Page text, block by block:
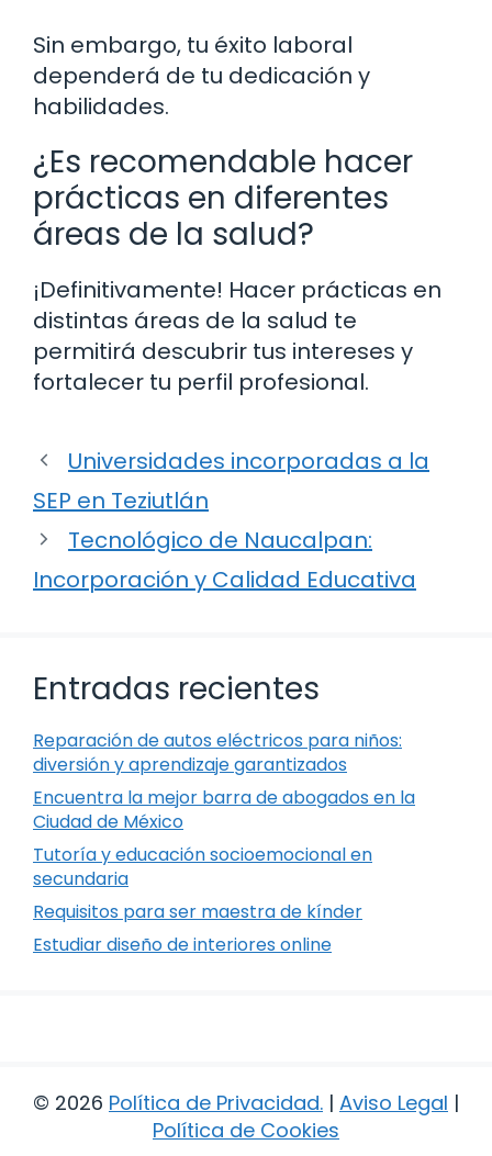
Sin embargo, tu éxito laboral
dependerá de tu dedicación y
habilidades.
¿Es recomendable hacer
prácticas en diferentes
áreas de la salud?
¡Definitivamente! Hacer prácticas en
distintas áreas de la salud te
permitirá descubrir tus intereses y
fortalecer tu perfil profesional.
Universidades incorporadas a la
SEP en Teziutlán
Tecnológico de Naucalpan:
Incorporación y Calidad Educativa
Entradas recientes
Reparación de autos eléctricos para niños:
diversión y aprendizaje garantizados
Encuentra la mejor barra de abogados en la
Ciudad de México
Tutoría y educación socioemocional en
secundaria
Requisitos para ser maestra de kínder
Estudiar diseño de interiores online
© 2026 Política de Privacidad. | Aviso Legal |
Política de Cookies